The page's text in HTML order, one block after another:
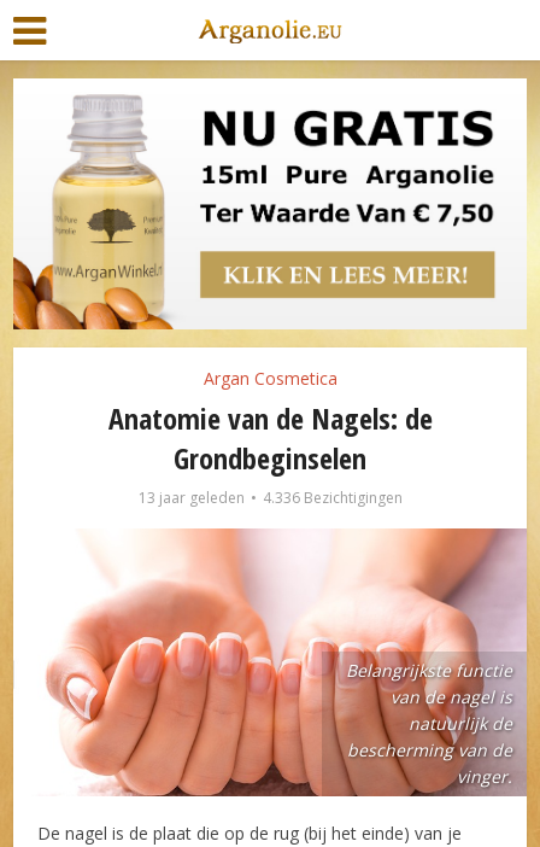
Argan Cosmetica
Anatomie van de Nagels: de
Grondbeginselen
13 jaar geleden 4.336 Bezichtigingen
Belangrijkste functie
van de nagel is
natuurlijk de
bescherming van de
vinger.
De nagel is de plaat die op de rug (bij het einde) van je